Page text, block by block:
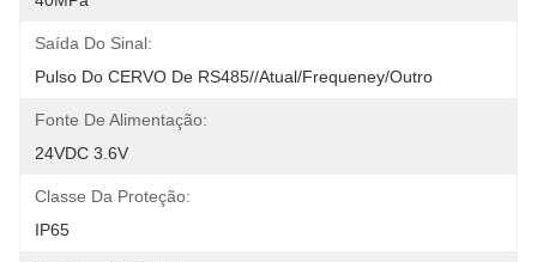
Saída Do Sinal:
Pulso Do CERVO De RS485//atual/Frequeney/outro
Fonte De Alimentação:
24VDC 3.6V
Classe Da Proteção:
IP65